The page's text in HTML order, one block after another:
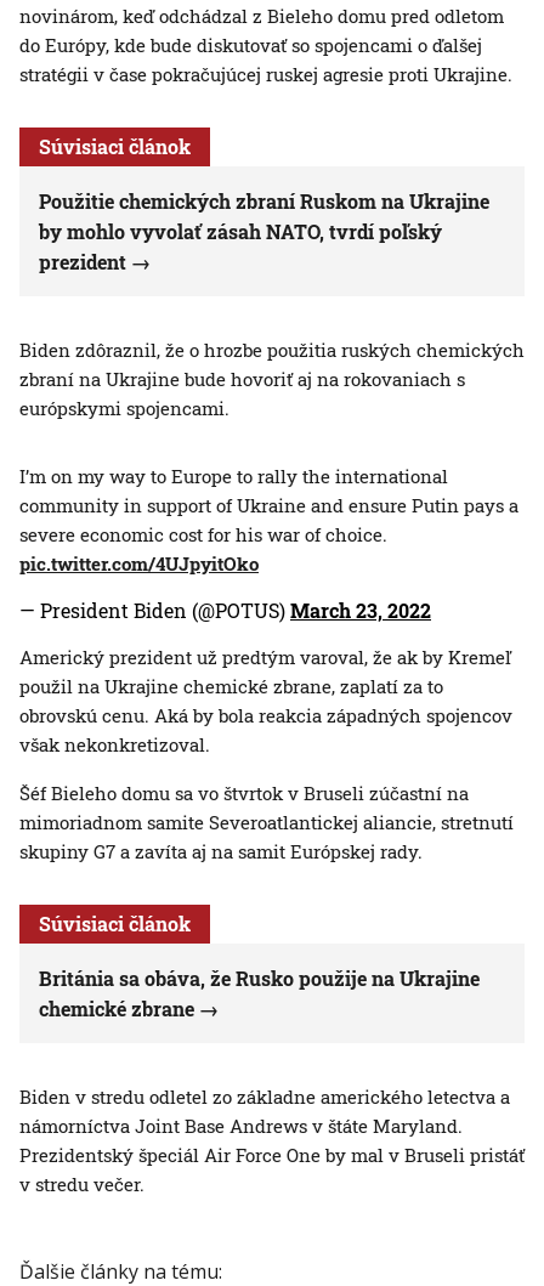
novinárom, keď odchádzal z Bieleho domu pred odletom
do Európy, kde bude diskutovať so spojencami o ďalšej
stratégii v čase pokračujúcej ruskej agresie proti Ukrajine.
Súvisiaci článok
Použitie chemických zbraní Ruskom na Ukrajine
by mohlo vyvolať zásah NATO, tvrdí poľský
prezident
Biden zdôraznil, že o hrozbe použitia ruských chemických
zbraní na Ukrajine bude hovoriť aj na rokovaniach s
európskymi spojencami.
I’m on my way to Europe to rally the international
community in support of Ukraine and ensure Putin pays a
severe economic cost for his war of choice.
pic.twitter.com/4UJpyitOko
— President Biden (@POTUS)March 23, 2022
Americký prezident už predtým varoval, že ak by Kremeľ
použil na Ukrajine chemické zbrane, zaplatí za to
obrovskú cenu. Aká by bola reakcia západných spojencov
však nekonkretizoval.
Šéf Bieleho domu sa vo štvrtok v Bruseli zúčastní na
mimoriadnom samite Severoatlantickej aliancie, stretnutí
skupiny G7 a zavíta aj na samit Európskej rady.
Súvisiaci článok
Británia sa obáva, že Rusko použije na Ukrajine
chemické zbrane
Biden v stredu odletel zo základne amerického letectva a
námorníctva Joint Base Andrews v štáte Maryland.
Prezidentský špeciál Air Force One by mal v Bruseli pristáť
v stredu večer.
Ďalšie články na tému: